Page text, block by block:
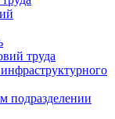
труда
подразделении